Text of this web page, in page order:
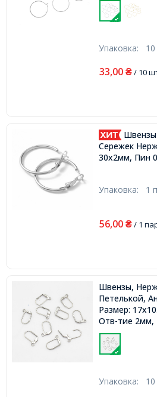
Упаковка:
33,00 ₴/ 10
Швензы-Кольца, Основа для
Сережек
30х2мм, Пин
Упаковка: 1
56,00 ₴/ 1
Швензы,
Петелькой,
Размер:
Отв-тие 2мм,
Упаковка: